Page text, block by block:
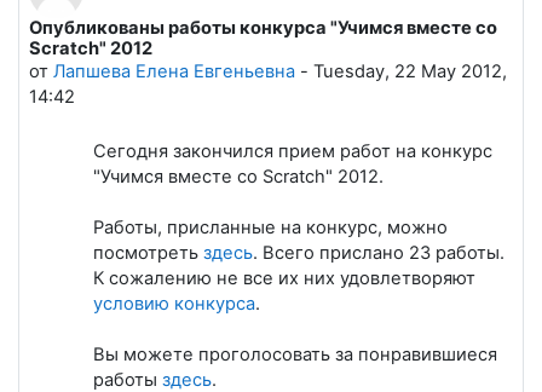
Опубликованы работы конкурса "Учимся вместе со
Scratch" 2012
от Лапшева Елена Евгеньевна - Tuesday, 22 May 2012,
14:42
Количество ответов: 0
Сегодня закончился прием работ на конкурс
"Учимся вместе со Scratch" 2012.
Работы, присланные на конкурс, можно
посмотреть здесь. Всего прислано 23 работы.
К сожалению не все их них удовлетворяют
условию конкурса.
Вы можете проголосовать за понравившиеся
работы здесь.